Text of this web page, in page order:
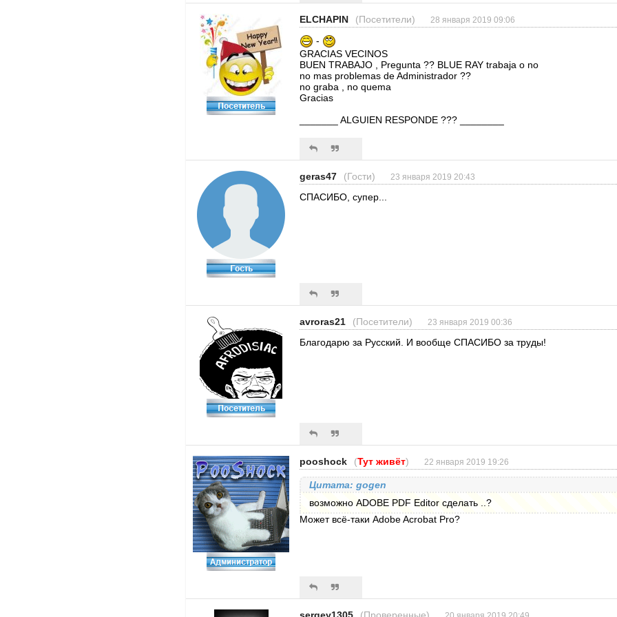
ELCHAPIN (Посетители) 28 января 2019 09:06
-
GRACIAS VECINOS
BUEN TRABAJO , Pregunta ?? BLUE RAY trabaja o no
no mas problemas de Administrador ??
no graba , no quema
Gracias
_______ ALGUIEN RESPONDE ??? ________
geras47 (Гости) 23 января 2019 20:43
СПАСИБО, супер...
avroras21 (Посетители) 23 января 2019 00:36
Благодарю за Русский. И вообще СПАСИБО за труды!
pooshock (Тут живёт) 22 января 2019 19:26
Цитата: gogen
возможно ADOBE PDF Editor сделать ..?
Может всё-таки Adobe Acrobat Pro?